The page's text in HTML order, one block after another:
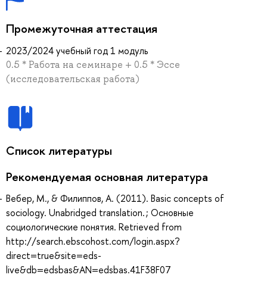
Промежуточная аттестация
2023/2024 учебный год 1 модуль
0.5 * Работа на семинаре + 0.5 * Эссе
(исследовательская работа)
Список литературы
Рекомендуемая основная литература
Вебер, М., & Филиппов, А. (2011). Basic concepts of
sociology. Unabridged translation. ; Основные
социологические понятия. Retrieved from
http://search.ebscohost.com/login.aspx?
direct=true&site=eds-
live&db=edsbas&AN=edsbas.41F38F07